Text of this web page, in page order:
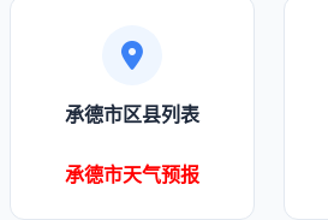
承德市区县列表
承德市天气预报